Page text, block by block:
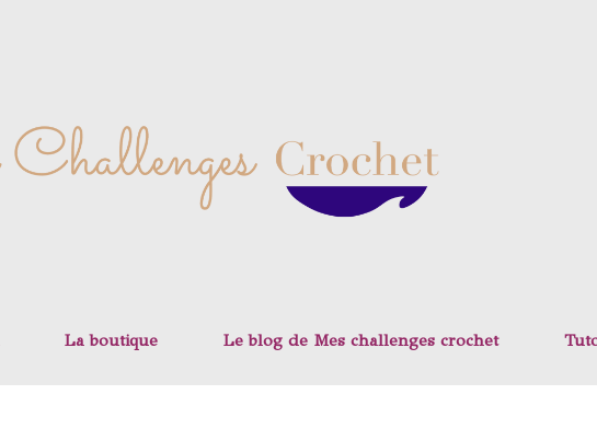
La boutique Le blog de Mes challenges crochet